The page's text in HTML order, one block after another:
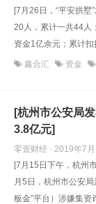
[7月26日，“平安拱墅
20人，累计一共44人
资金1亿余元；累计
鑫合汇 资金
[杭州市公安局
3.8亿元]
零壹财经 · 2019年7
[7月15日下午，杭州
月5日，杭州市公安
板金”平台）涉嫌集